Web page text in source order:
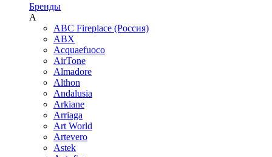
Бренды
A
ABC Fireplace (Россия)
ABX
Acquaefuoco
AirTone
Almadore
Althon
Andalusia
Arkiane
Arriaga
Art World
Artevero
Astek